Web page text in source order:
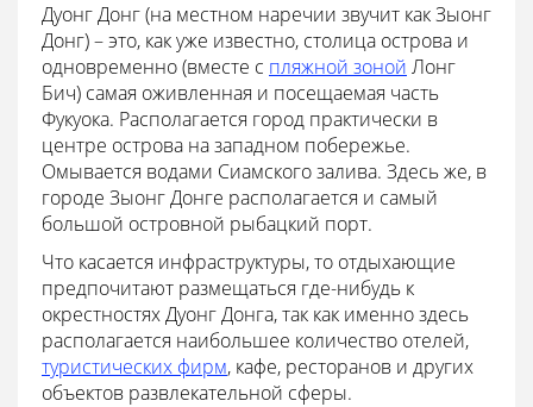
Дуонг Донг (на местном наречии звучит как Зыонг
Донг) – это, как уже известно, столица острова и
одновременно (вместе с пляжной зоной Лонг
Бич) самая оживленная и посещаемая часть
Фукуока. Располагается город практически в
центре острова на западном побережье.
Омывается водами Сиамского залива. Здесь же, в
городе Зыонг Донге располагается и самый
большой островной рыбацкий порт.
Что касается инфраструктуры, то отдыхающие
предпочитают размещаться где-нибудь к
окрестностях Дуонг Донга, так как именно здесь
располагается наибольшее количество отелей,
туристических фирм, кафе, ресторанов и других
объектов развлекательной сферы.